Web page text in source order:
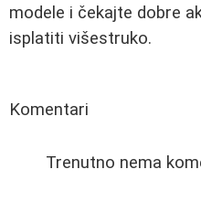
modele i čekajte dobre
isplatiti višestruko.
Komentari
Trenutno nema